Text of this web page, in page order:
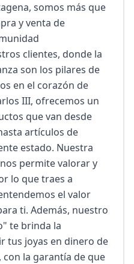
somos más que
y venta de
clientes, donde la
son los pilares de
en el corazón de
III, ofrecemos un
que van desde
artículos de
estado. Nuestra
permite valorar y
lo que traes a
el valor
ti. Además, nuestro
te brinda la
tus joyas en dinero de
la garantía de que